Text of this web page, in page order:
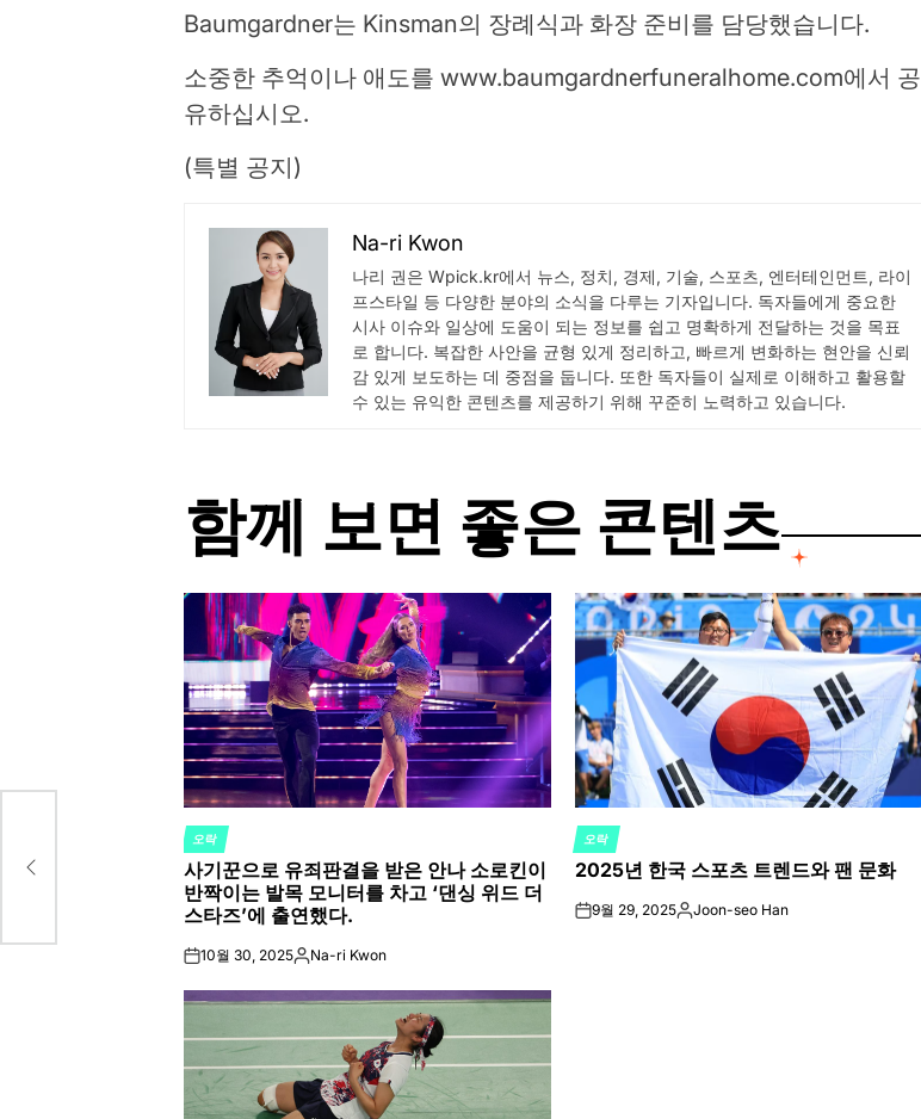
Baumgardner는 Kinsman의 장례식과 화장 준비를 담당했습니다.
소중한 추억이나 애도를 www.baumgardnerfuneralhome.com에서 공
유하십시오.
(특별 공지)
Na-ri Kwon
나리 권은 Wpick.kr에서 뉴스, 정치, 경제, 기술, 스포츠, 엔터테인먼트, 라이
프스타일 등 다양한 분야의 소식을 다루는 기자입니다. 독자들에게 중요한
시사 이슈와 일상에 도움이 되는 정보를 쉽고 명확하게 전달하는 것을 목표
로 합니다. 복잡한 사안을 균형 있게 정리하고, 빠르게 변화하는 현안을 신뢰
감 있게 보도하는 데 중점을 둡니다. 또한 독자들이 실제로 이해하고 활용할
수 있는 유익한 콘텐츠를 제공하기 위해 꾸준히 노력하고 있습니다.
함께 보면 좋은 콘텐츠
POSTED
IN
오락
사기꾼으로 유죄판결을 받은 안나 소로킨이
반짝이는 발목 모니터를 차고 ‘댄싱 위드 더
스타즈’에 출연했다.
on10월 30, 2025Posted
Na-ri Kwon
POSTED
IN
오락
2025년 한국 스포츠 트렌드와 팬 문화
on9월 29, 2025Posted
Joon-seo Han
없